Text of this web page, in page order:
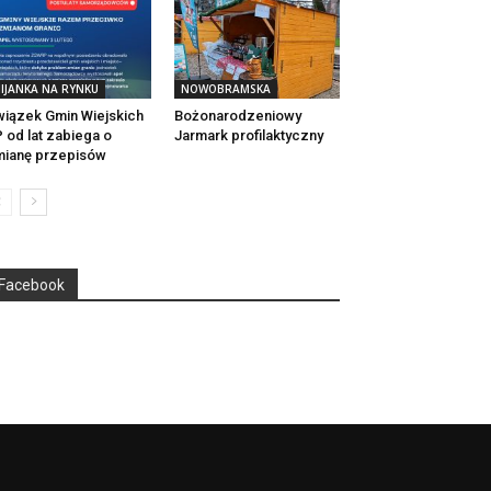
NA RYNKU
Gmin Wiejskich
od lat zabiega o
przepisów
NOWOBRAMSKA
Bożonarodzeniowy
Jarmark profilaktyczny
Facebook